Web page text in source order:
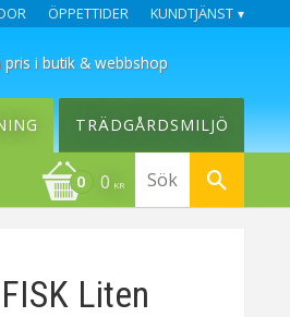
ÖPPETTIDER KUNDTJÄNST
pris i butik & webbshop
0 KR
TRÄDGÅRDSMILJÖ
Liten